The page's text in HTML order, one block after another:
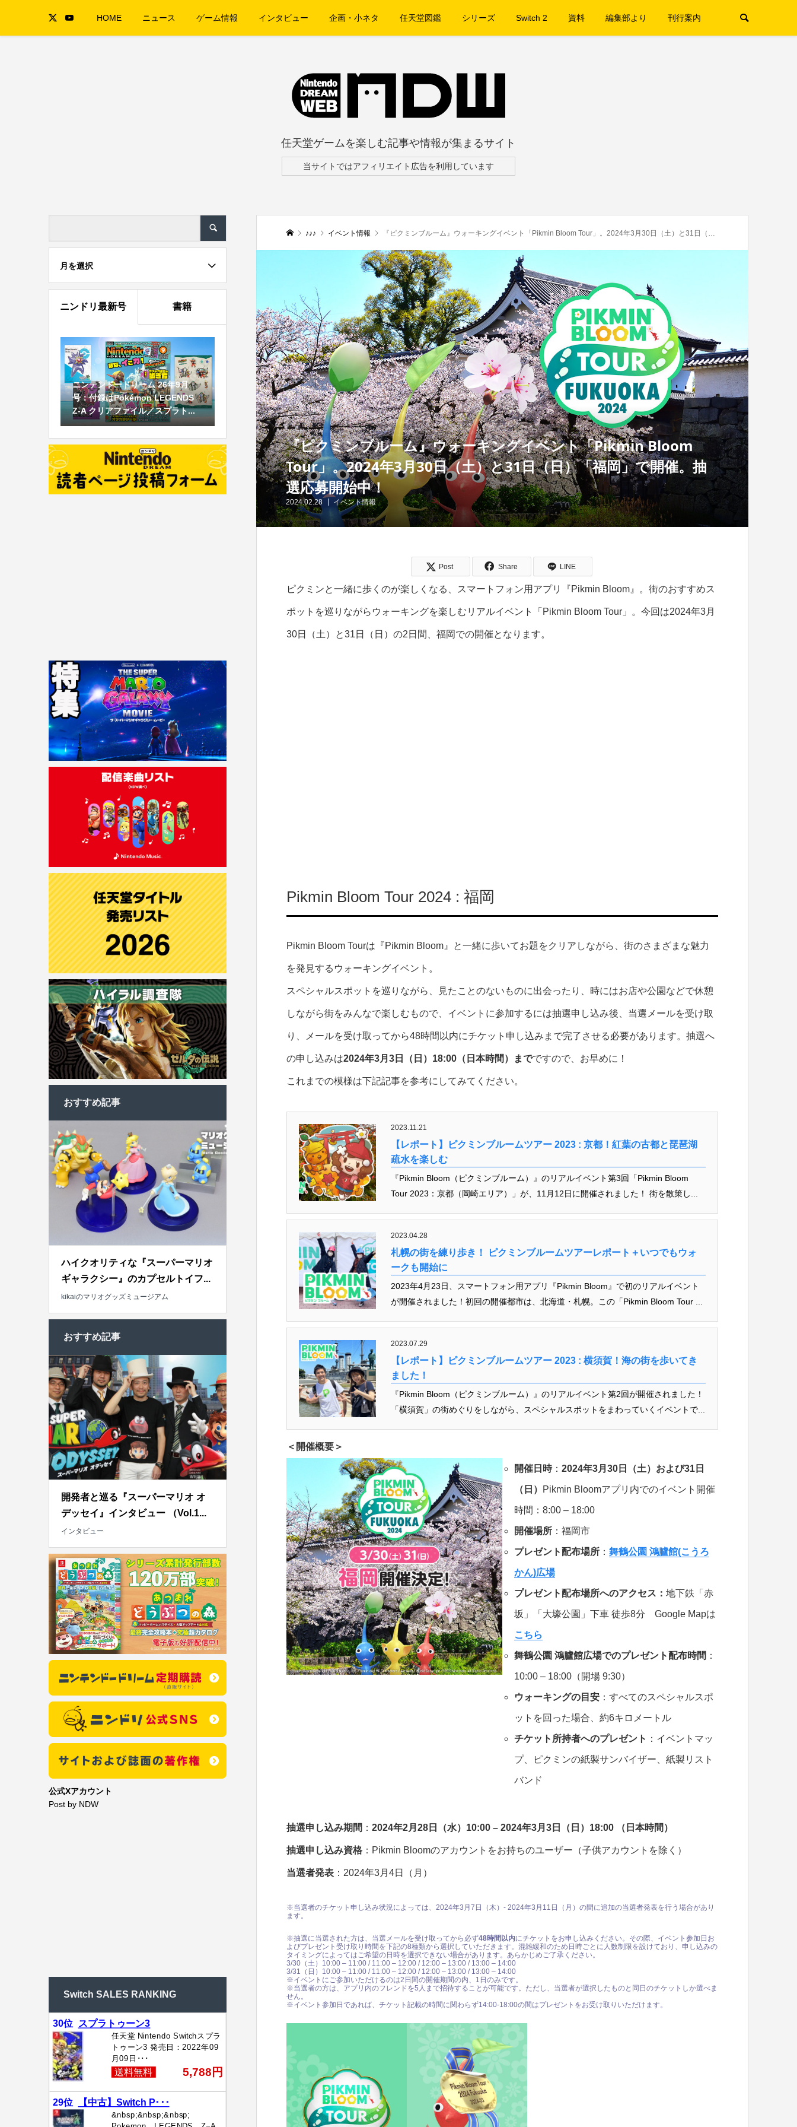
HOME ニュース ゲーム情報 インタビュー 企画・小ネタ 任天堂図鑑 シリーズ Switch 2 資料 編集部より 刊行案内
任天堂ゲームを楽しむ記事や情報が集まるサイト
当サイトではアフィリエイト広告を利用しています
♪♪♪ イベント情報 『ピクミンブルーム』ウォーキングイベント「Pikmin Bloom Tour」。2024年3月30日（土）と31日（日）「福岡」で開催。抽選応募開始中！
『ピクミンブルーム』ウォーキングイベント「Pikmin Bloom
Tour」。2024年3月30日（土）と31日（日）「福岡」で開催。抽
選応募開始中！
2024.02.28 イベント情報
Post Share LINE
ピクミンと一緒に歩くのが楽しくなる、スマートフォン用アプリ『Pikmin Bloom』。街のおすすめス
ポットを巡りながらウォーキングを楽しむリアルイベント「Pikmin Bloom Tour」。今回は2024年3月
30日（土）と31日（日）の2日間、福岡での開催となります。
Pikmin Bloom Tour 2024 : 福岡
Pikmin Bloom Tourは『Pikmin Bloom』と一緒に歩いてお題をクリアしながら、街のさまざまな魅力
を発見するウォーキングイベント。
スペシャルスポットを巡りながら、見たことのないものに出会ったり、時にはお店や公園などで休憩
しながら街をみんなで楽しむもので、イベントに参加するには抽選申し込み後、当選メールを受け取
り、メールを受け取ってから48時間以内にチケット申し込みまで完了させる必要があります。抽選へ
の申し込みは2024年3月3日（日）18:00（日本時間）までですので、お早めに！
これまでの模様は下記記事を参考にしてみてください。
2023.11.21
【レポート】ピクミンブルームツアー 2023 : 京都！紅葉の古都と琵琶湖
疏水を楽しむ
『Pikmin Bloom（ピクミンブルーム）』のリアルイベント第3回「Pikmin Bloom
Tour 2023：京都（岡崎エリア）」が、11月12日に開催されました！ 街を散策し...
2023.04.28
札幌の街を練り歩き！ ピクミンブルームツアーレポート＋いつでもウォ
ークも開始に
2023年4月23日、スマートフォン用アプリ『Pikmin Bloom』で初のリアルイベント
が開催されました！初回の開催都市は、北海道・札幌。この「Pikmin Bloom Tour ...
2023.07.29
【レポート】ピクミンブルームツアー 2023 : 横須賀！海の街を歩いてき
ました！
『Pikmin Bloom（ピクミンブルーム）』のリアルイベント第2回が開催されました！
「横須賀」の街めぐりをしながら、スペシャルスポットをまわっていくイベントで...
＜開催概要＞
開催日時： 2024年3月30日（土）および31日
（日） Pikmin Bloomアプリ内でのイベント開催
時間：8:00 – 18:00
開催場所 ：福岡市
プレゼント配布場所 ： 舞鶴公園 鴻臚館(こうろ
かん)広場
プレゼント配布場所へのアクセス： 地下鉄「赤
坂」「大壕公園」下車 徒歩8分 Google Mapは
こちら
舞鶴公園 鴻臚館広場でのプレゼント配布時間 ：
10:00 – 18:00（開場 9:30）
ウォーキングの目安 ：すべてのスペシャルスポ
ットを回った場合、約6キロメートル
チケット所持者へのプレゼント ：イベントマッ
プ、ピクミンの紙製サンバイザー、紙製リスト
バンド
抽選申し込み期間 ： 2024年2月28日（水）10:00 – 2024年3月3日（日）18:00 （日本時間）
抽選申し込み資格：Pikmin Bloomのアカウントをお持ちのユーザー（子供アカウントを除く）
当選者発表：2024年3月4日（月）
※当選者のチケット申し込み状況によっては、2024年3月7日（木）- 2024年3月11日（月）の間に追加の当選者発表を行う場合があり
ます。
※抽選に当選された方は、当選メールを受け取ってから必ず48時間以内にチケットをお申し込みください。その際、イベント参加日お
よびプレゼント受け取り時間を下記の8種類から選択していただきます。混雑緩和のため日時ごとに人数制限を設けており、申し込みの
タイミングによってはご希望の日時を選択できない場合があります。あらかじめご了承ください。
3/30（土）10:00 – 11:00 / 11:00 – 12:00 / 12:00 – 13:00 / 13:00 – 14:00
3/31（日）10:00 – 11:00 / 11:00 – 12:00 / 12:00 – 13:00 / 13:00 – 14:00
※イベントにご参加いただけるのは2日間の開催期間の内、1日のみです。
※当選者の方は、アプリ内のフレンドを5人まで招待することが可能です。ただし、当選者が選択したものと同日のチケットしか選べま
せん。
※イベント参加日であれば、チケット記載の時間に関わらず14:00-18:00の間はプレゼントをお受け取りいただけます。
月を選択
ニンドリ最新号 書籍
ニンテンドードリーム 26年9月
号：付録はPokémon LEGENDS
Z-A クリアファイル／スプラト...
おすすめ記事
ハイクオリティな『スーパーマリオ
ギャラクシー』のカプセルトイフ...
kikaiのマリオグッズミュージアム
おすすめ記事
開発者と巡る『スーパーマリオ オ
デッセイ』インタビュー （Vol.1...
インタビュー
公式Xアカウント
Post by NDW
Switch SALES RANKING